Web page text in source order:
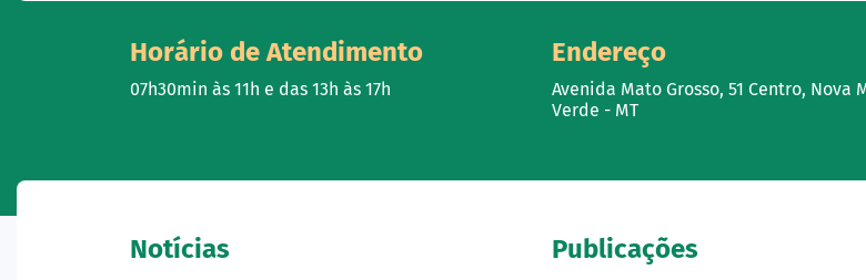
Horário de Atendimento
07h30min às 11h e das 13h às 17h
Endereço
Avenida Mato Grosso, 51 Centro, Nova
Verde - MT
Notícias
Publicações